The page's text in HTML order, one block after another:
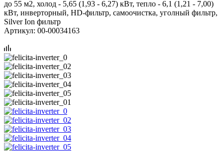
до 55 м2, холод - 5,65 (1,93 - 6,27) кВт, тепло - 6,1 (1,21 - 7,00)
кВт, инверторный, HD-фильтр, самоочистка, уголный фильтр,
Silver Ion фильтр
Артикул: 00-00034163